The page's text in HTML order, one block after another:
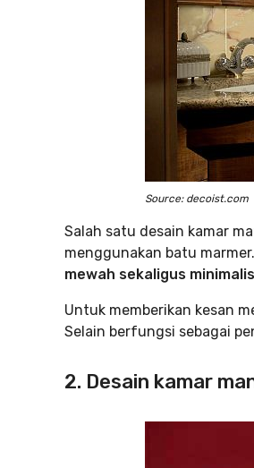
Source: decoist.com
Salah satu desain kamar
menggunakan batu
mewah sekaligus
Untuk memberikan kesan
Selain berfungsi sebagai
2. Desain kamar